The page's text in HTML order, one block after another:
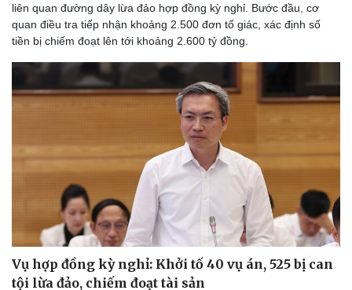
liên quan đường dây lừa đảo hợp đồng kỳ nghỉ. Bước đầu, cơ
quan điều tra tiếp nhận khoảng 2.500 đơn tố giác, xác định số
tiền bị chiếm đoạt lên tới khoảng 2.600 tỷ đồng.
Vụ hợp đồng kỳ nghỉ: Khởi tố 40 vụ án, 525 bị can
tội lừa đảo, chiếm đoạt tài sản